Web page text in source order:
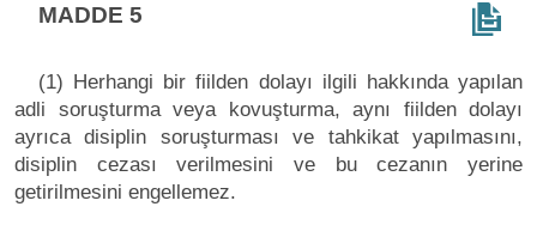
MADDE 5
(1) Herhangi bir fiilden dolayı ilgili hakkında yapılan
adli soruşturma veya kovuşturma, aynı fiilden dolayı
ayrıca disiplin soruşturması ve tahkikat yapılmasını,
disiplin cezası verilmesini ve bu cezanın yerine
getirilmesini engellemez.